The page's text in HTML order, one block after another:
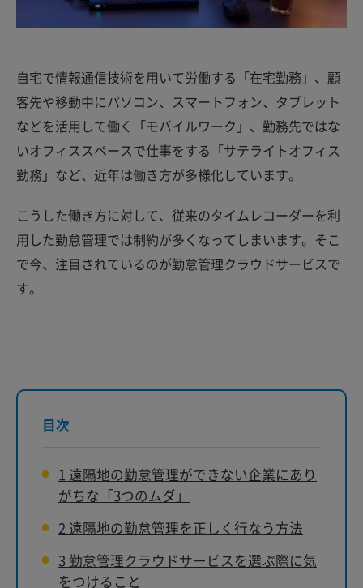
自宅で情報通信技術を用いて労働する「在宅勤務」、顧
客先や移動中にパソコン、スマートフォン、タブレット
などを活用して働く「モバイルワーク」、勤務先ではな
いオフィススペースで仕事をする「サテライトオフィス
勤務」など、近年は働き方が多様化しています。
こうした働き方に対して、従来のタイムレコーダーを利
用した勤怠管理では制約が多くなってしまいます。そこ
で今、注目されているのが勤怠管理クラウドサービスで
す。
目次
1 遠隔地の勤怠管理ができない企業にあり
がちな「3つのムダ」
2 遠隔地の勤怠管理を正しく行なう方法
3 勤怠管理クラウドサービスを選ぶ際に気
をつけること